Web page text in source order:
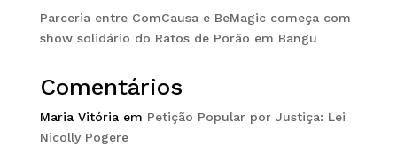
Parceria entre ComCausa e BeMagic começa com
show solidário do Ratos de Porão em Bangu
Comentários
Maria Vitóriaem Petição Popular por Justiça: Lei
Nicolly Pogere